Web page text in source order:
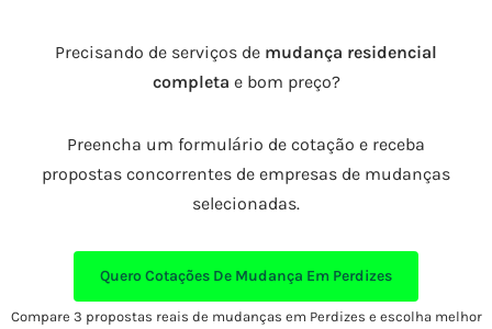
Precisando de serviços de mudança residencial
completa e bom preço?
Preencha um formulário de cotação e receba
propostas concorrentes de empresas de mudanças
selecionadas.
Quero Cotações De Mudança Em Perdizes
Compare 3 propostas reais de mudanças em Perdizes e escolha melhor